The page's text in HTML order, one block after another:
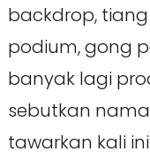
backdrop,
podium, gong
banyak lagi
sebutkan
tawarkan kali